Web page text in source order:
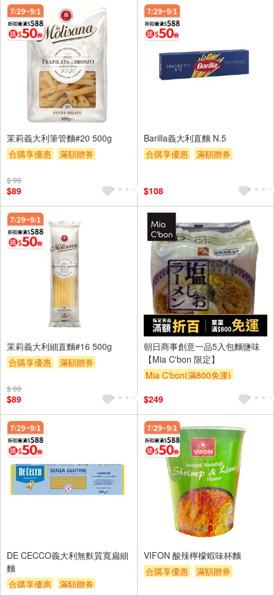
茉莉義大利筆管麵#20 500g
合購享優惠
滿額贈券
$ 99
$89
Barilla義大利直麵 N.5
合購享優惠
滿額贈券
$108
茉莉義大利細直麵#16 500g
合購享優惠
滿額贈券
$ 99
$89
朝日商事創意一品5入包麵鹽味
【Mia C'bon 限定】
Mia C'bon(滿800免運)
$249
DE CECCO義大利無麩質寬扁細
麵
合購享優惠
滿額贈券
VIFON 酸辣檸檬蝦味杯麵
合購享優惠
滿額贈券